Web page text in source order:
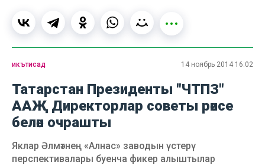
икътисад 14 ноябрь 2014 16:02
Татарстан Президенты "ЧТПЗ"
ААҖ Директорлар советы рәисе
белән очрашты
Яклар Әлмәтнең «Алнас» заводын үстерү
перспективалары буенча фикер алыштылар